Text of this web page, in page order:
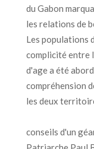
du Gabon
les relations de
Les populations
complicité entre
d'age a été
compréhension
les deux
conseils d'un